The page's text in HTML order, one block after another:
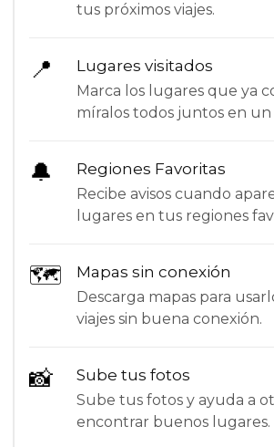
tus próximos viajes.
📍 Lugares visitados
Marca los lugares que ya
míralos todos juntos en un
🔔 Regiones Favoritas
Recibe avisos cuando
lugares en tus regiones
🗺 Mapas sin conexión
Descarga mapas para
viajes sin buena conexión.
📸 Sube tus fotos
Sube tus fotos y ayuda a
encontrar buenos lugares.